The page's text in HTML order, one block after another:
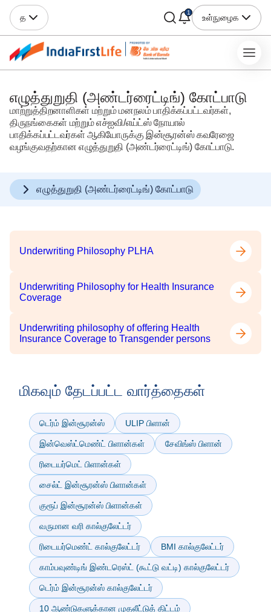
த 1 உள்நுழைக
எழுத்துறுதி (அண்டர்ரைட்டிங்) கோட்பாடு
மாற்றுத்திறனாளிகள் மற்றும் மனநலம் பாதிக்கப்பட்டவர்கள்,
திருநங்கைகள் மற்றும் எச்ஐவி/எய்ட்ஸ் நோயால்
பாதிக்கப்பட்டவர்கள் ஆகியோருக்கு இன்சூரன்ஸ் கவரேஜை
வழங்குவதற்கான எழுத்துறுதி (அண்டர்ரைட்டிங்) கோட்பாடு.
எழுத்துறுதி (அண்டர்ரைட்டிங்) கோட்பாடு
Underwriting Philosophy PLHA
Underwriting Philosophy for Health Insurance
Coverage
Underwriting philosophy of offering Health
Insurance Coverage to Transgender persons
மிகவும் தேடப்பட்ட வார்த்தைகள்
டெர்ம் இன்சூரன்ஸ் ULIP பிளான்
இன்வெஸ்ட்மெண்ட் பிளான்கள் சேவிங்ஸ் பிளான்
ரிடையர்மெட் பிளான்கள்
சைல்ட் இன்சூரன்ஸ் பிளான்கள்
குரூப் இன்சூரன்ஸ் பிளான்கள்
வருமான வரி கால்குலேட்டர்
ரிடையர்மெண்ட் கால்குலேட்டர் BMI கால்குலேட்டர்
காம்பவுண்டிங் இண்டரெஸ்ட் (கூட்டு வட்டி) கால்குலேட்டர்
டெர்ம் இன்சூரன்ஸ் கால்குலேட்டர்
10 ஆண்டுகளுக்கான முதலீட்டுத் திட்டம்